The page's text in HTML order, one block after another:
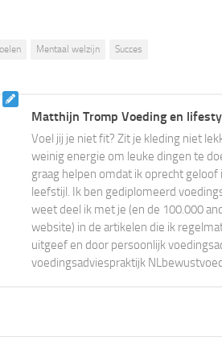
Mentaal welzijn Succes
Matthijn Tromp Voeding en
Voel jij je niet fit? Zit je kleding niet
weinig energie om leuke dingen te
graag helpen omdat ik oprecht
leefstijl. Ik ben gediplomeerd
weet deel ik met je (en de 100.000
website) in de artikelen die ik
uitgeef en door persoonlijk
voedingsadviespraktijk